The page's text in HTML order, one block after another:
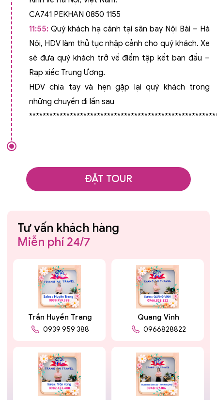
CA741 PEKHAN 0850 1155
11:55: Quý khách hạ cánh tại sân bay Nội Bài – Hà
Nội, HDV làm thủ tục nhập cảnh cho quý khách. Xe
sẽ đưa quý khách trở về điểm tập kết ban đầu –
Rạp xiếc Trung Ương.
HDV chia tay và hẹn gặp lại quý khách trong
những chuyến đi lần sau
ĐẶT TOUR
Tư vấn khách hàng
Miễn phí 24/7
Trần Huyền Trang
0939 959 388
Quang Vinh
0966828822